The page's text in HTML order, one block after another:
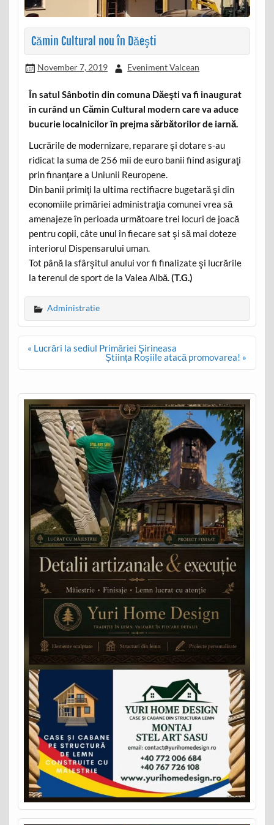
Cămin Cultural nou în Dăeşti
November 7, 2019 Eveniment Valcean
În satul Sânbotin din comuna Dăeşti va fi inaugurat
în curând un Cămin Cultural modern care va aduce
bucurie localnicilor în prejma sărbătorilor de iarnă.
Lucrările de modernizare, reparare şi dotare s-au
ridicat la suma de 256 mii de euro banii fiind asiguraţi
prin finanţare a Uniunii Reuropene.
Din banii primiţi la ultima rectifiacre bugetară şi din
economiile primăriei administraţia comunei vrea să
amenajeze în perioada următoare trei locuri de joacă
pentru copii, câte unul în fiecare sat şi să mai doteze
interiorul Dispensarului uman.
Tot până la sfârşitul anului vor fi finalizate şi lucrările
la terenul de sport de la Valea Albă.(T.G.)
Administratie
Post
« Lucrări la sediul Primăriei Şirineasa
Știința Roșiile atacă promovarea! »